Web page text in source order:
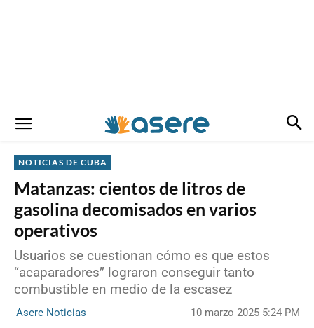
NOTICIAS DE CUBA
Matanzas: cientos de litros de
gasolina decomisados en varios
operativos
Usuarios se cuestionan cómo es que estos
“acaparadores” lograron conseguir tanto
combustible en medio de la escasez
Asere Noticias 10 marzo 2025 5:24 PM